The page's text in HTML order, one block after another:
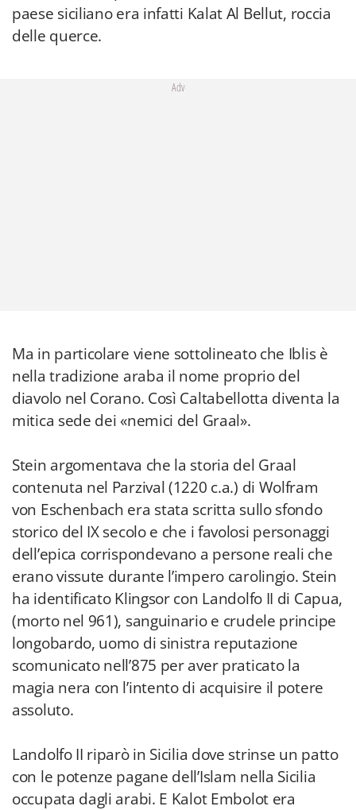
paese siciliano era infatti Kalat Al Bellut, roccia
delle querce.
Adv
Ma in particolare viene sottolineato che Iblis è
nella tradizione araba il nome proprio del
diavolo nel Corano. Così Caltabellotta diventa la
mitica sede dei «nemici del Graal».
Stein argomentava che la storia del Graal
contenuta nel Parzival (1220 c.a.) di Wolfram
von Eschenbach era stata scritta sullo sfondo
storico del IX secolo e che i favolosi personaggi
dell’epica corrispondevano a persone reali che
erano vissute durante l’impero carolingio. Stein
ha identificato Klingsor con Landolfo II di Capua,
(morto nel 961), sanguinario e crudele principe
longobardo, uomo di sinistra reputazione
scomunicato nell’875 per aver praticato la
magia nera con l’intento di acquisire il potere
assoluto.
Landolfo II riparò in Sicilia dove strinse un patto
con le potenze pagane dell’Islam nella Sicilia
occupata dagli arabi. E Kalot Embolot era